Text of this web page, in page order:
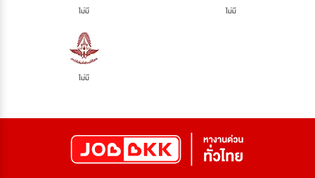
ไม่มี ไม่มี
ไม่มี